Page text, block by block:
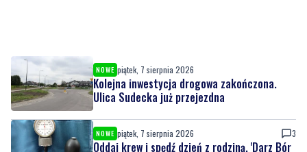
NOWE piątek, 7 sierpnia 2026
Kolejna inwestycja drogowa zakończona.
Ulica Sudecka już przejezdna
NOWE piątek, 7 sierpnia 2026 3
Oddaj krew i spędź dzień z rodziną. 'Darz Bór